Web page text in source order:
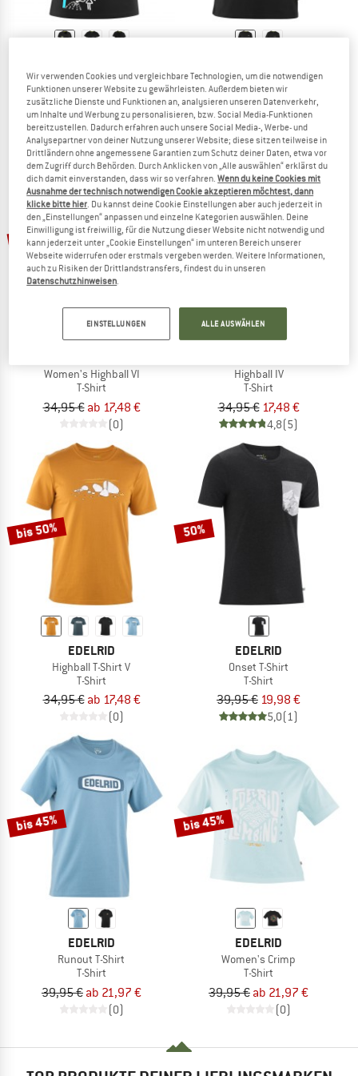
Women's Rope T-Shirt II
T-Shirt
39,95 €ab 19,98 €
3,7(7)
Rope T-Shirt II
T-Shirt
39,95 € 19,98 €
4,5(10)
bis 50%
Women's Highball VI
T-Shirt
34,95 € ab 17,48 €
(0)
50%
Highball IV
T-Shirt
34,95 € 17,48 €
4,8(5)
bis 50%
EDELRID
Highball T-Shirt V
T-Shirt
34,95 € ab 17,48 €
(0)
50%
EDELRID
Onset T-Shirt
T-Shirt
39,95 € 19,98 €
5,0(1)
bis 45%
EDELRID
Runout T-Shirt
T-Shirt
39,95 € ab 21,97 €
(0)
bis 45%
EDELRID
Women's Crimp
T-Shirt
39,95 € ab 21,97 €
(0)
Wir verwenden Cookies und vergleichbare Technologien, um die notwendigen
Funktionen unserer Website zu gewährleisten. Außerdem bieten wir
zusätzliche Dienste und Funktionen an, analysieren unseren Datenverkehr,
um Inhalte und Werbung zu personalisieren, bzw. Social Media-Funktionen
bereitzustellen. Dadurch erfahren auch unsere Social Media-, Werbe- und
Analysepartner von deiner Nutzung unserer Website; diese sitzen teilweise in
Drittländern ohne angemessene Garantien zum Schutz deiner Daten, etwa vor
dem Zugriff durch Behörden. Durch Anklicken von „Alle auswählen“ erklärst du
dich damit einverstanden, dass wir so verfahren.Wenn du keine Cookies mit
Ausnahme der technisch notwendigen Cookie akzeptieren möchtest, dann
klicke bitte hier. Du kannst deine Cookie Einstellungen aber auch jederzeit in
den „Einstellungen“ anpassen und einzelne Kategorien auswählen. Deine
Einwilligung ist freiwillig, für die Nutzung dieser Website nicht notwendig und
kann jederzeit unter „Cookie Einstellungen“ im unteren Bereich unserer
Webseite widerrufen oder erstmals vergeben werden. Weitere Informationen,
auch zu Risiken der Drittlandstransfers, findest du in unseren
Datenschutzhinweisen.
EINSTELLUNGEN ALLE AUSWÄHLEN